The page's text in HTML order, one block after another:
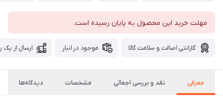
مهلت خرید این محصول به پایان رسیده است.
گارانتی اصالت و سلامت کالا موجود در انبار ارسال از یک
معرفی نقد و بررسی اجمالی مشخصات دیدگاه‌ها